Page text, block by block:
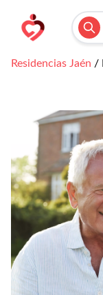
Residencias Jaén /